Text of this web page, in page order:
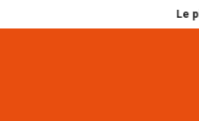
Le plan